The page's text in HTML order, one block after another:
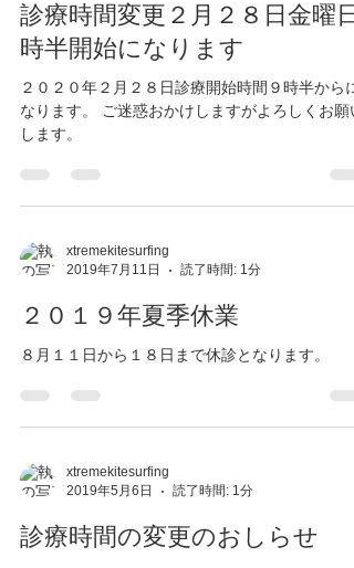
診療時間変更２月２８日金曜日
時半開始になります
２０２０年２月２８日診療開始時間９時半からに
なります。 ご迷惑おかけしますがよろしくお願
します。
xtremekitesurfing
2019年7月11日
読了時間: 1分
２０１９年夏季休業
８月１１日から１８日まで休診となります。
xtremekitesurfing
2019年5月6日
読了時間: 1分
診療時間の変更のおしらせ